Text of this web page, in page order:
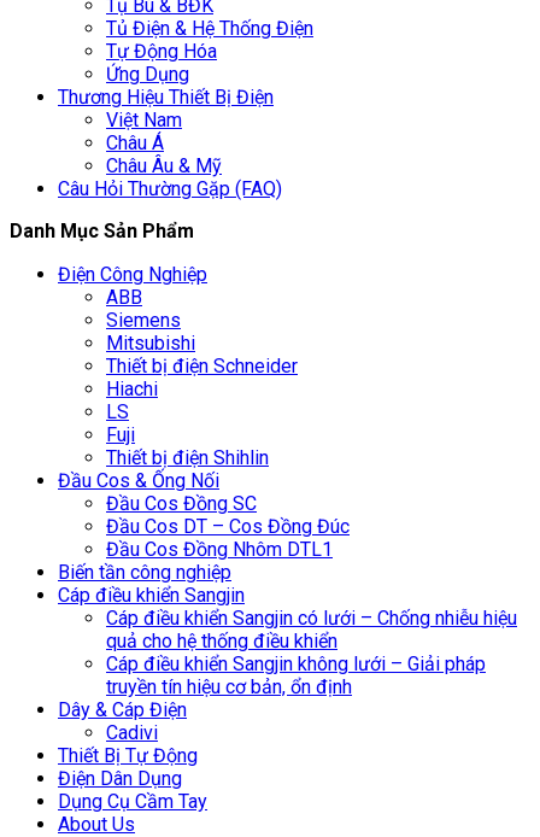
Tụ Bù & BĐK
Tủ Điện & Hệ Thống Điện
Tự Động Hóa
Ứng Dụng
Thương Hiệu Thiết Bị Điện
Việt Nam
Châu Á
Châu Âu & Mỹ
Câu Hỏi Thường Gặp (FAQ)
Danh Mục Sản Phẩm
Điện Công Nghiệp
ABB
Siemens
Mitsubishi
Thiết bị điện Schneider
Hiachi
LS
Fuji
Thiết bị điện Shihlin
Đầu Cos & Ống Nối
Đầu Cos Đồng SC
Đầu Cos DT – Cos Đồng Đúc
Đầu Cos Đồng Nhôm DTL1
Biến tần công nghiệp
Cáp điều khiển Sangjin
Cáp điều khiển Sangjin có lưới – Chống nhiễu hiệu
quả cho hệ thống điều khiển
Cáp điều khiển Sangjin không lưới – Giải pháp
truyền tín hiệu cơ bản, ổn định
Dây & Cáp Điện
Cadivi
Thiết Bị Tự Động
Điện Dân Dụng
Dụng Cụ Cầm Tay
About Us